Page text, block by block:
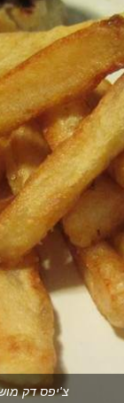
צ'יפס דק